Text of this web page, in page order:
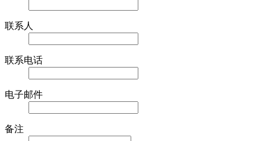
联系人
联系电话
电子邮件
备注